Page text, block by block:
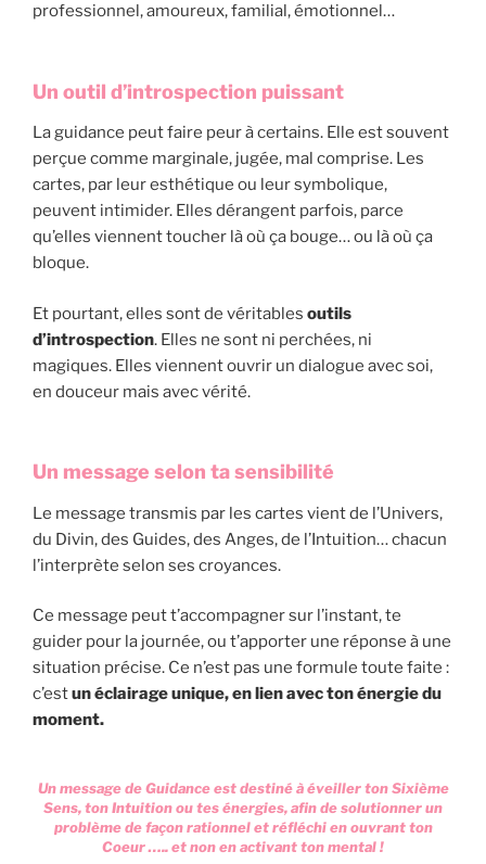
professionnel, amoureux, familial, émotionnel…
Un outil d’introspection puissant
La guidance peut faire peur à certains. Elle est souvent
perçue comme marginale, jugée, mal comprise. Les
cartes, par leur esthétique ou leur symbolique,
peuvent intimider. Elles dérangent parfois, parce
qu’elles viennent toucher là où ça bouge… ou là où ça
bloque.
Et pourtant, elles sont de véritables outils
d’introspection. Elles ne sont ni perchées, ni
magiques. Elles viennent ouvrir un dialogue avec soi,
en douceur mais avec vérité.
Un message selon ta sensibilité
Le message transmis par les cartes vient de l’Univers,
du Divin, des Guides, des Anges, de l’Intuition… chacun
l’interprète selon ses croyances.
Ce message peut t’accompagner sur l’instant, te
guider pour la journée, ou t’apporter une réponse à une
situation précise. Ce n’est pas une formule toute faite :
c’estun éclairage unique, en lien avec ton énergie du
moment.
Un message de Guidance est destiné à éveiller ton Sixième
Sens, ton Intuition ou tes énergies, afin de solutionner un
problème de façon rationnel et réfléchi en ouvrant ton
Coeur ….. et non en activant ton mental !